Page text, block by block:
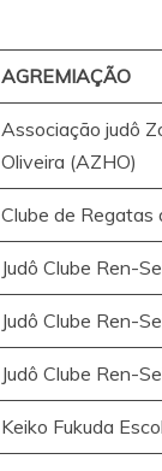
AGREMIAÇÃO
Associação judô
Oliveira (AZHO)
Clube de Regatas
Judô Clube Ren-
Judô Clube Ren-
Judô Clube Ren-
Keiko Fukuda